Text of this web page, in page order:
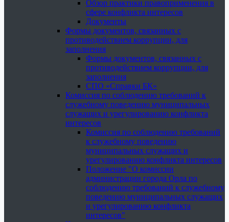
Обзор практики правоприменения в
сфере конфликта интересов
Документы
Формы документов, связанных с
противодействием коррупции, для
заполнения
Формы документов, связанных с
противодействием коррупции, для
заполнения
СПО «Справки БК»
Комиссия по соблюдению требований к
служебному поведению муниципальных
служащих и урегулированию конфликта
интересов
Комиссия по соблюдению требований
к служебному поведению
муниципальных служащих и
урегулированию конфликта интересов
Положение "О комиссии
администрации города Орла по
соблюдению требований к служебному
поведению муниципальных служащих
и урегулированию конфликта
интересов"